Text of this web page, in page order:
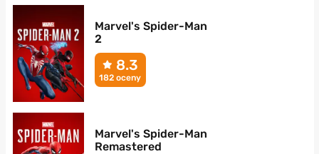
Marvel's Spider-Man
2
8.3
182 oceny
Marvel's Spider-Man
Remastered